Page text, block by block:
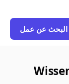
البحث عن عمل